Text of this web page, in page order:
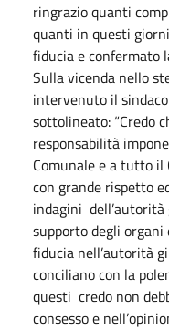
ringrazio quanti
quanti in questi
fiducia e confermato
Sulla vicenda nello
intervenuto il
sottolineato: “Credo
responsabilità
Comunale e a tutto il
con grande rispetto
indagini
supporto degli
fiducia nell’autorità
conciliano con la
questi credo non
consesso e